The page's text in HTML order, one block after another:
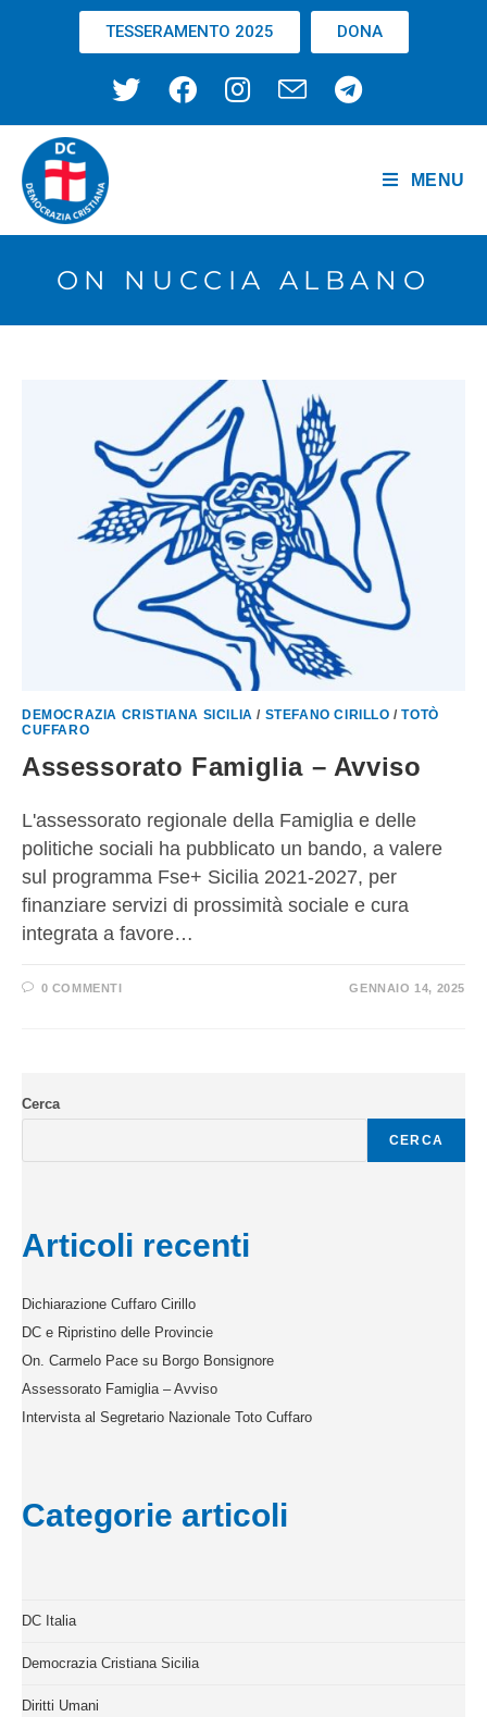
TESSERAMENTO 2025 DONA
MENU
ON NUCCIA ALBANO
DEMOCRAZIA CRISTIANA SICILIA / STEFANO CIRILLO /TOTÒ
CUFFARO
Assessorato Famiglia – Avviso
L'assessorato regionale della Famiglia e delle
politiche sociali ha pubblicato un bando, a valere
sul programma Fse+ Sicilia 2021-2027, per
finanziare servizi di prossimità sociale e cura
integrata a favore…
0 COMMENTI GENNAIO 14, 2025
Cerca
CERCA
Articoli recenti
Dichiarazione Cuffaro Cirillo
DC e Ripristino delle Provincie
On. Carmelo Pace su Borgo Bonsignore
Assessorato Famiglia – Avviso
Intervista al Segretario Nazionale Toto Cuffaro
Categorie articoli
DC Italia
Democrazia Cristiana Sicilia
Diritti Umani